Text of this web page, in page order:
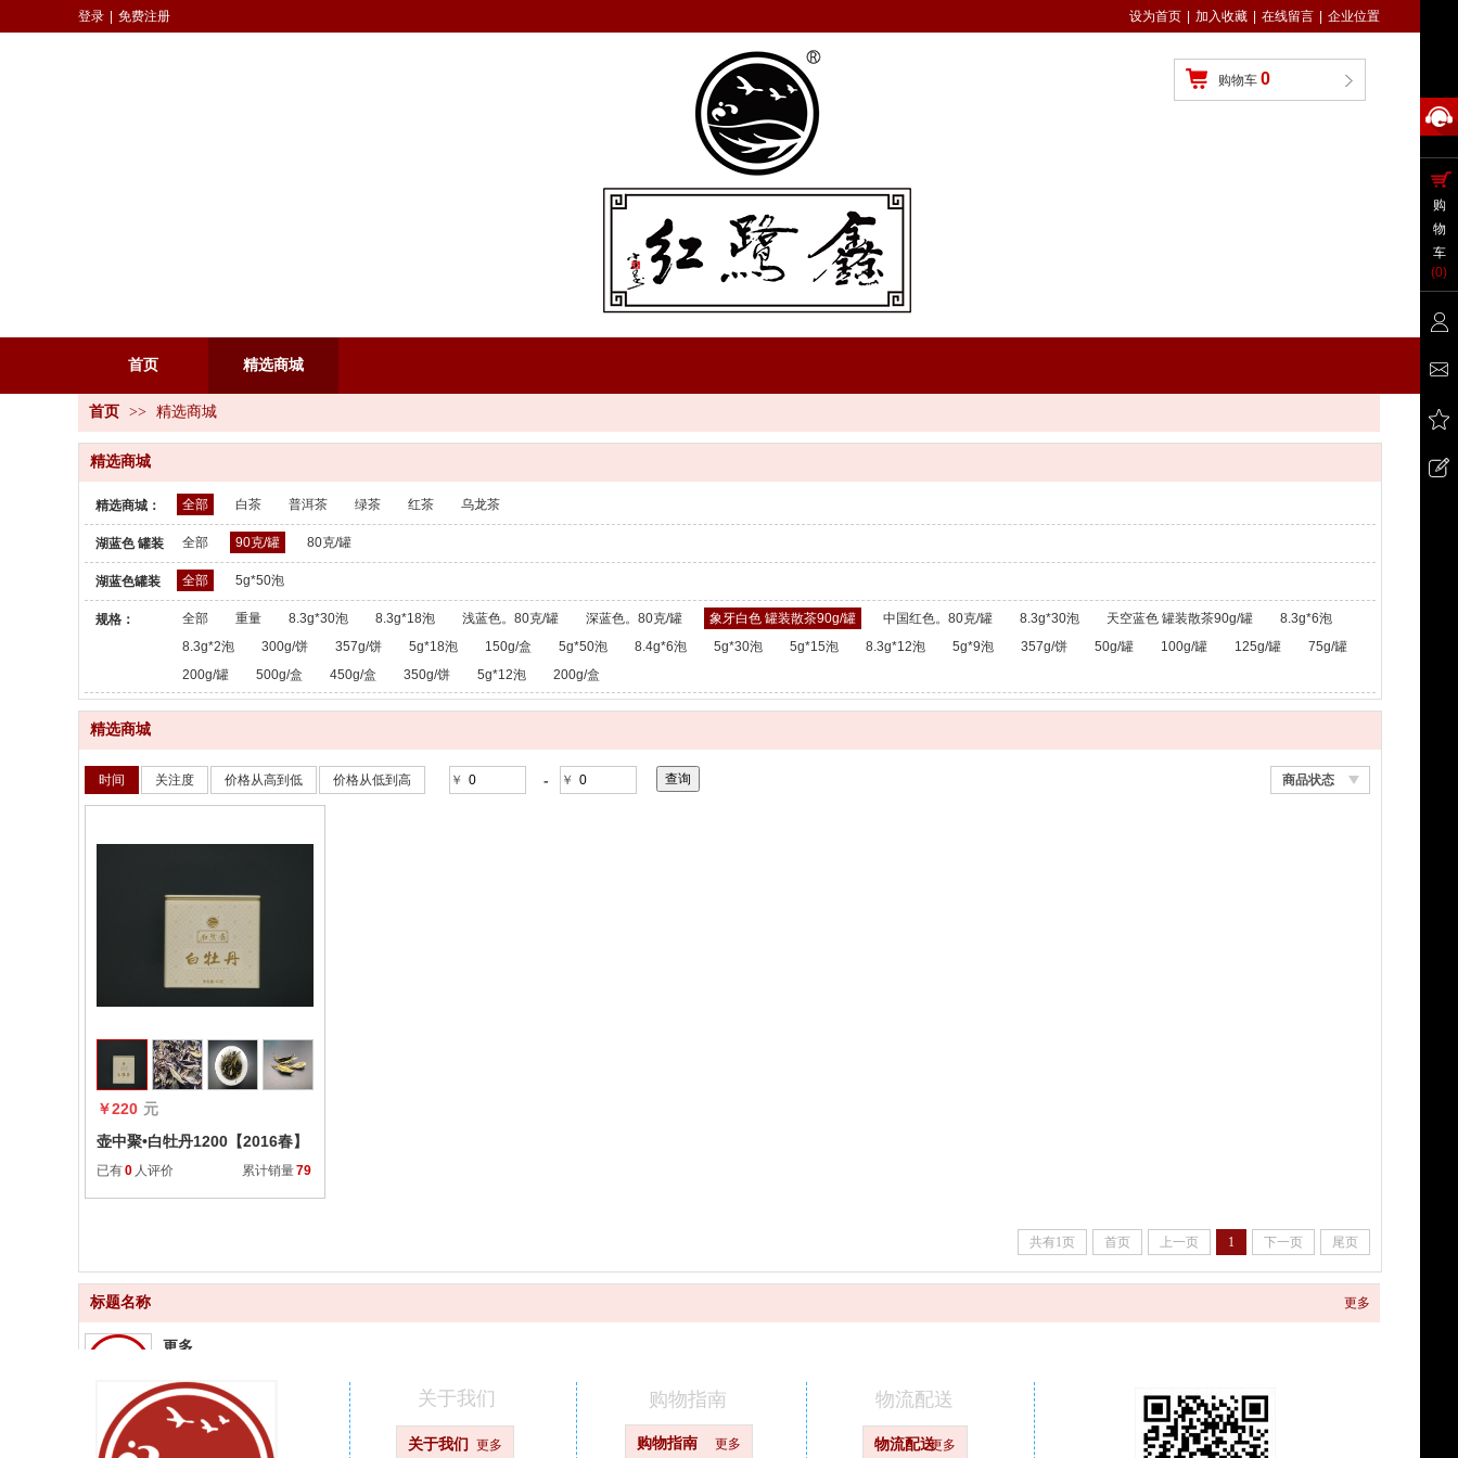
购物车 0
登录 免费注册 设为首页 加入收藏 在线留言 企业位置
首页 精选商城
首页 >> 精选商城
精选商城
精选商城： 全部 白茶 普洱茶 绿茶 红茶 乌龙茶
湖蓝色 罐装
散茶：
全部 90克/罐 80克/罐
湖蓝色罐装
散茶：
全部 5g*50泡
规格： 全部 重量 8.3g*30泡 8.3g*18泡 浅蓝色。80克/罐 深蓝色。80克/罐 象牙白色 罐装散茶90g/罐 中国红色。80克/罐 8.3g*30泡 天空蓝色 罐装散茶90g/罐
8.3g*6泡
8.3g*2泡
300g/饼 357g/饼 5g*18泡 150g/盒 5g*50泡 8.4g*6泡 5g*30泡 5g*15泡 8.3g*12泡 5g*9泡 357g/饼 50g/罐 100g/罐 125g/罐
75g/罐
200g/罐
500g/盒 450g/盒 350g/饼 5g*12泡 200g/盒
精选商城
商品状态
时间 关注度 价格从高到低 价格从低到高 ￥ - ￥
￥220 元
壶中聚•白牡丹1200【2016春】
已有0 人评价 累计销量79
共有1页 首页 上一页 1 下一页 尾页
标题名称 更多
更多
更快
关于我们 更多 购物指南 更多 物流配送更多
关于我们 购物指南 物流配送
购
物
车
(0)